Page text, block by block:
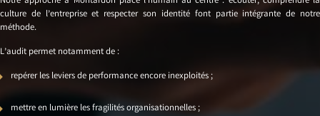
culture de l’entreprise et respecter son identité font partie intégrante de notre
méthode.
L’audit permet notamment de :
repérer les leviers de performance encore inexploités ;
mettre en lumière les fragilités organisationnelles ;